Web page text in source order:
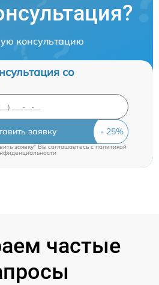
консультацию
со
заявку
заявку" Вы соглашаетесь cполитикой
частые